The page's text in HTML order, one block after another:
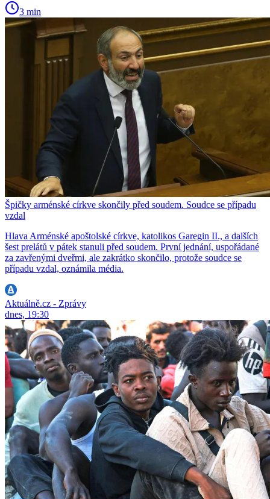
3 min
Špičky arménské církve skončily před soudem. Soudce se případu
vzdal
Hlava Arménské apoštolské církve, katolikos Garegin II., a dalších
šest prelátů v pátek stanuli před soudem. První jednání, uspořádané
za zavřenými dveřmi, ale zakrátko skončilo, protože soudce se
případu vzdal, oznámila média.
Aktuálně.cz - Zprávy
dnes, 19:30